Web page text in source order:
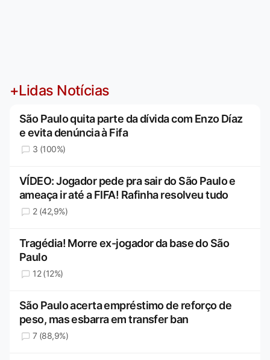
+Lidas Notícias
São Paulo quita parte da dívida com Enzo Díaz
e evita denúncia à Fifa
3 (100%)
VÍDEO: Jogador pede pra sair do São Paulo e
ameaça ir até a FIFA! Rafinha resolveu tudo
2 (42,9%)
Tragédia! Morre ex-jogador da base do São
Paulo
12 (12%)
São Paulo acerta empréstimo de reforço de
peso, mas esbarra em transfer ban
7 (88,9%)